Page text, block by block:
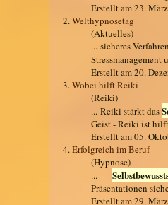
Erstellt am 23.
2.Welthypnosetag
(Aktuelles)
... sicheres
Stressmanagement
Erstellt am 20.
3.Wobei hilft Reiki
(Reiki)
... Reiki stärkt das
Geist - Reiki ist
Erstellt am 05.
4.Erfolgreich im Beruf
(Hypnose)
... -
Präsentationen
Erstellt am 29.